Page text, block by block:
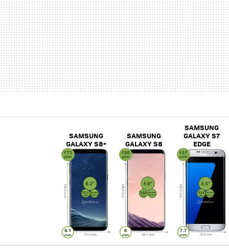
SAMSUNG
GALAXY S8+
SAMSUNG
GALAXY S8
SAMSUNG
GALAXY S7
EDGE